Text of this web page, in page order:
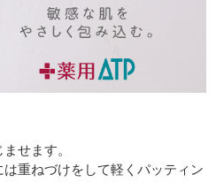
せます。
重ねづけをして軽くパッティン